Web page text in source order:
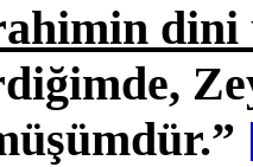
dini